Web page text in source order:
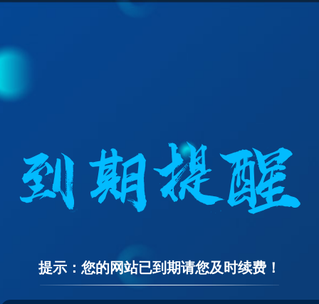
提示：您的网站已到期请您及时续费！